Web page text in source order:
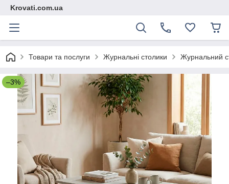
Krovati.com.ua
Товари та послуги Журнальні столики Журнальний
–3%